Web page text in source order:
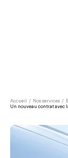
Accueil / Nos services /
Un nouveau contrat avec